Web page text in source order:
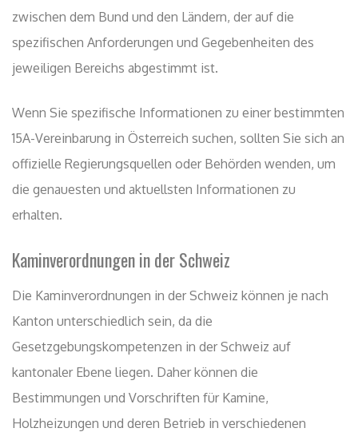
zwischen dem Bund und den Ländern, der auf die
spezifischen Anforderungen und Gegebenheiten des
jeweiligen Bereichs abgestimmt ist.
Wenn Sie spezifische Informationen zu einer bestimmten
15A-Vereinbarung in Österreich suchen, sollten Sie sich an
offizielle Regierungsquellen oder Behörden wenden, um
die genauesten und aktuellsten Informationen zu
erhalten.
Kaminverordnungen in der Schweiz
Die Kaminverordnungen in der Schweiz können je nach
Kanton unterschiedlich sein, da die
Gesetzgebungskompetenzen in der Schweiz auf
kantonaler Ebene liegen. Daher können die
Bestimmungen und Vorschriften für Kamine,
Holzheizungen und deren Betrieb in verschiedenen